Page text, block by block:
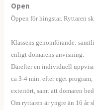
Open
Öppen för hingstar. Ryttaren
Klassens genomförande:
enligt domarens anvisning.
Därefter en individuell
ca 3-4 min. efter eget
exteriört, samt att domaren
Om ryttaren är yngre än 16 år